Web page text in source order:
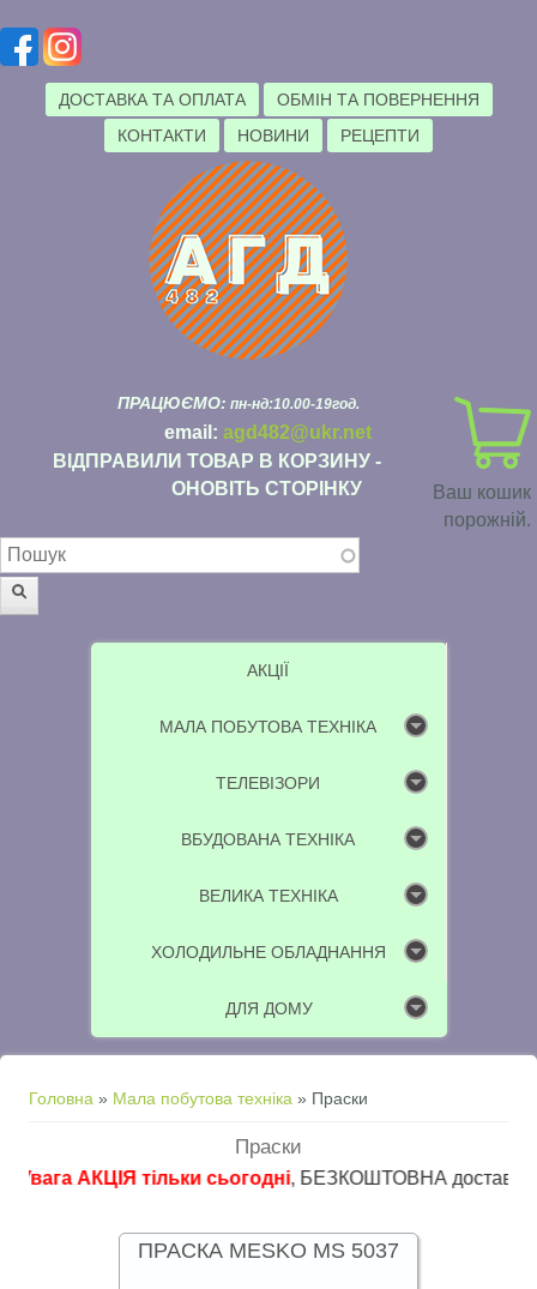
ДОСТАВКА ТА ОПЛАТА
ОБМІН ТА ПОВЕРНЕННЯ
КОНТАКТИ
НОВИНИ РЕЦЕПТИ
Ваш кошик
порожній.
ПРАЦЮЄМО: пн-нд:10.00-19год.
email: agd482@ukr.net
ВІДПРАВИЛИ ТОВАР В КОРЗИНУ -
ОНОВІТЬ СТОРІНКУ
Пошукова форма
АКЦІЇ
МАЛА ПОБУТОВА ТЕХНІКА
ТЕЛЕВІЗОРИ
ВБУДОВАНА ТЕХНІКА
ВЕЛИКА ТЕХНІКА
ХОЛОДИЛЬНЕ ОБЛАДНАННЯ
ДЛЯ ДОМУ
Ви є тут
Головна » Мала побутова техніка » Праски
Праски
АКЦІЯ тільки сьогодні, БЕЗКОШТОВНА доставка в
ПРАСКА MESKO MS 5037